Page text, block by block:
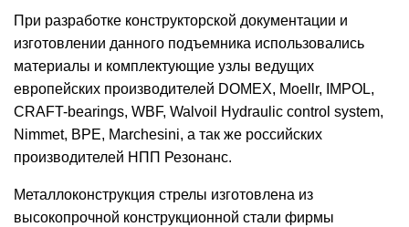
При разработке конструкторской документации и
изготовлении данного подъемника использовались
материалы и комплектующие узлы ведущих
европейских производителей DOMEX, Moellr, IMPOL,
CRAFT-bearings, WBF, Walvoil Hydraulic control system,
Nimmet, BPE, Marchesini, а так же российских
производителей НПП Резонанс.
Металлоконструкция стрелы изготовлена ​​из
высокопрочной конструкционной стали фирмы